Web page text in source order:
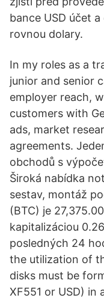
bance USD účet
rovnou dolary.
In my roles as a
junior and senior
employer reach,
customers with
ads, market
agreements.
obchodů s
Široká nabídka
sestav, montáž
(BTC) je
kapitalizáciou
posledných 24
the utilization of
disks must be
XF551 or USD) in